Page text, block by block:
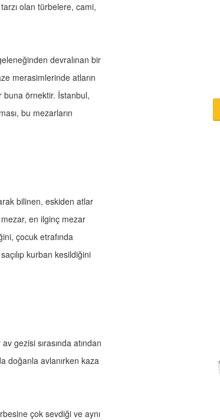
olan türbelere, cami,
devralınan bir
merasimlerinde atların
buna örnektir. İstanbul,
bu mezarların
bilinen, eskiden atlar
en ilginç mezar
çocuk etrafında
kurban kesildiğini
gezisi sırasında atından
doğanla avlanırken kaza
çok sevdiği ve aynı